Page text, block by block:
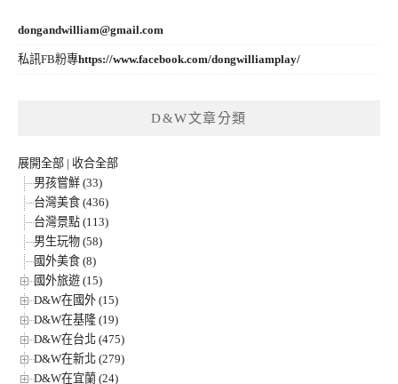
dongandwilliam@gmail.com
私訊FB粉專https://www.facebook.com/dongwilliamplay/
D&W文章分類
展開全部 | 收合全部
男孩嘗鮮 (33)
台灣美食 (436)
台灣景點 (113)
男生玩物 (58)
國外美食 (8)
國外旅遊 (15)
D&W在國外 (15)
D&W在基隆 (19)
D&W在台北 (475)
D&W在新北 (279)
D&W在宜蘭 (24)